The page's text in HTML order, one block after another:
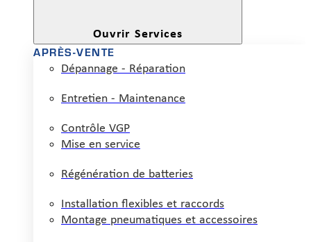
Ouvrir Services
APRÈS-VENTE
Dépannage - Réparation
Entretien - Maintenance
Contrôle VGP
Mise en service
Régénération de batteries
Installation flexibles et raccords
Montage pneumatiques et accessoires